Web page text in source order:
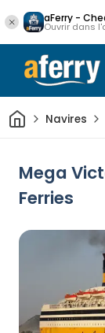
aFerry -
Ouvrir dans
Maison
Navires
Mega
Ferries